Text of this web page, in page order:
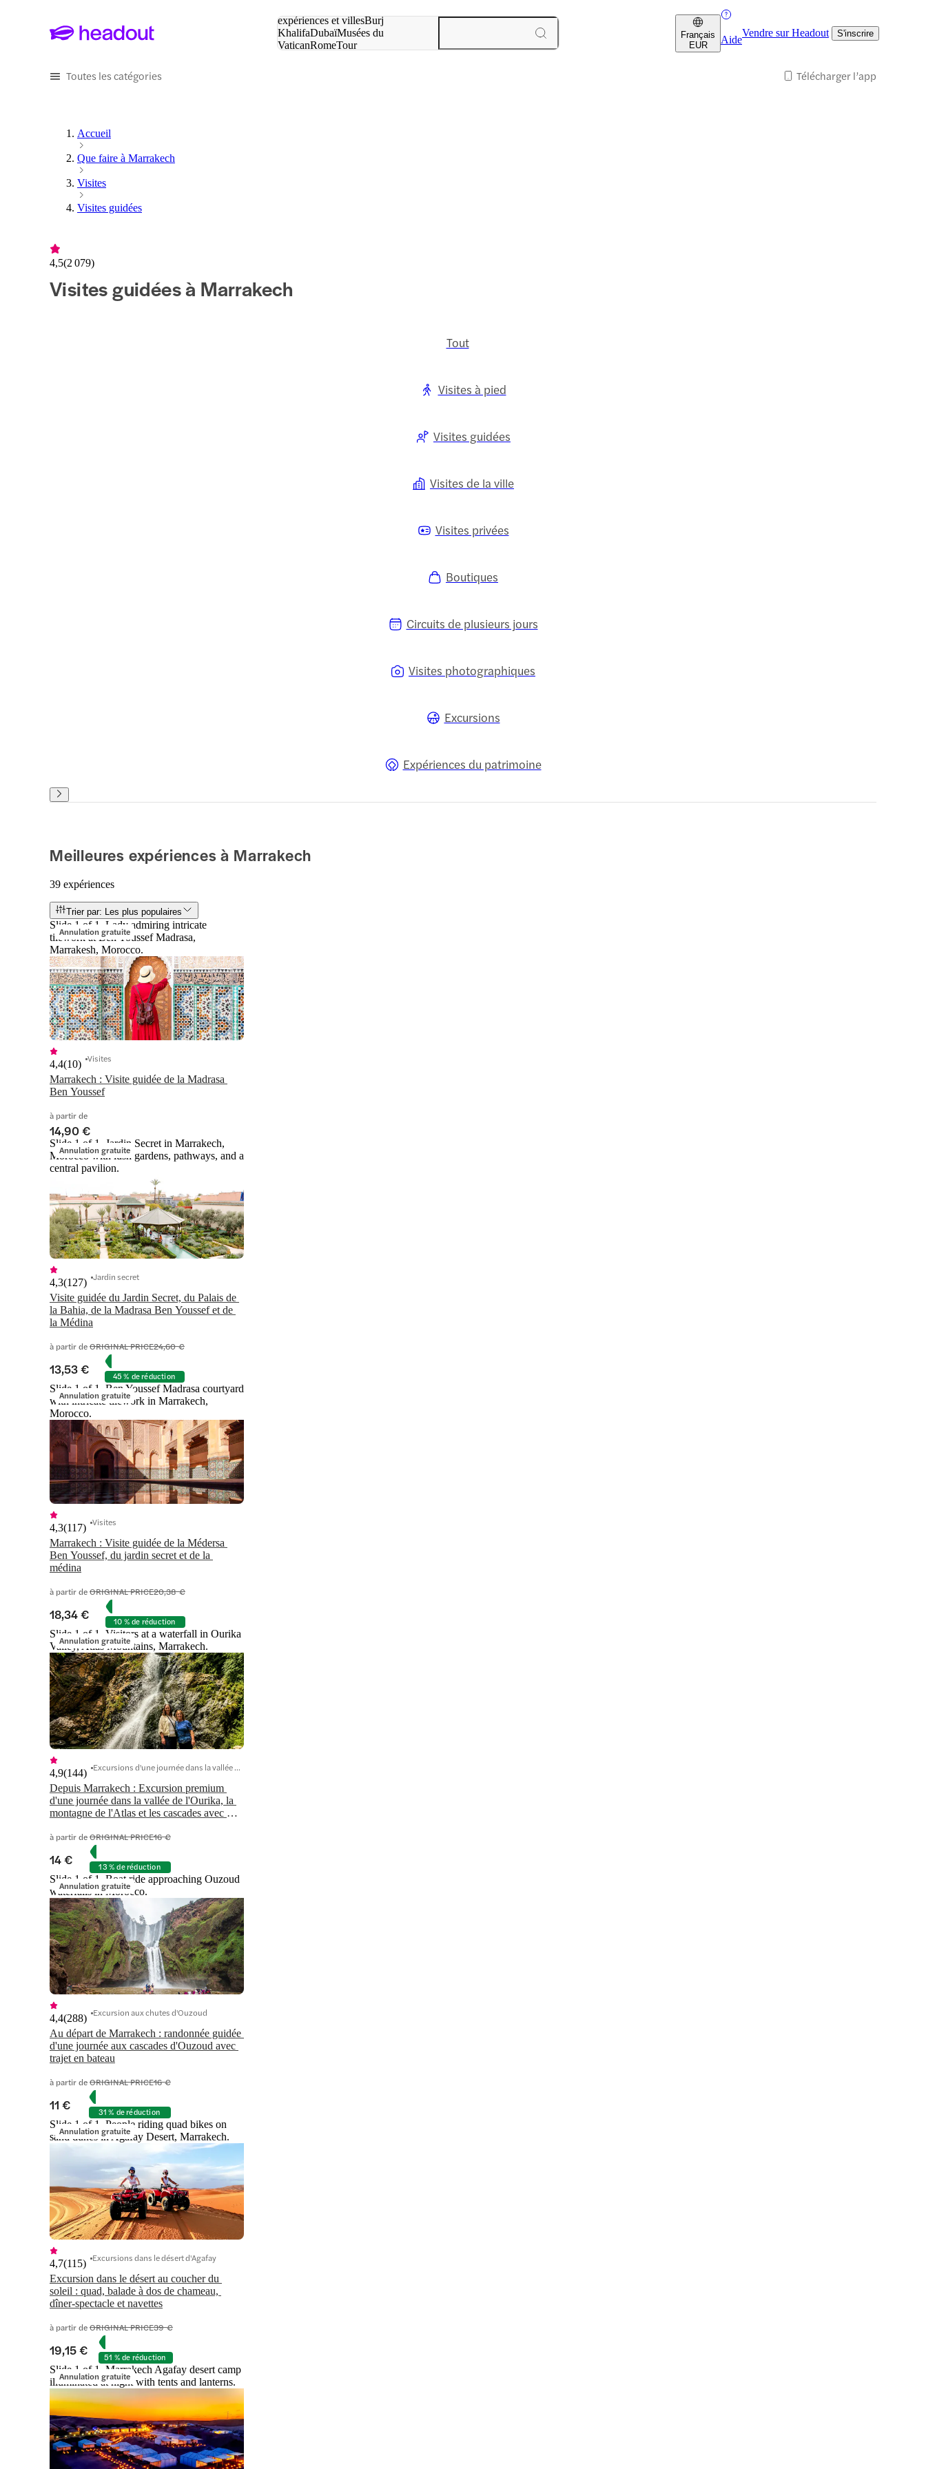
expériences et villesBurj
KhalifaDubaïMusées du
VaticanRomeTour
Français
EUR
Aide
Vendre sur Headout S'inscrire
Toutes les catégories Télécharger l’app
Accueil
Que faire à Marrakech
Visites
Visites guidées
4,5(2 079)
Visites guidées à Marrakech
Tout
Visites à pied
Visites guidées
Visites de la ville
Visites privées
Boutiques
Circuits de plusieurs jours
Visites photographiques
Excursions
Expériences du patrimoine
Meilleures expériences à Marrakech
39 expériences
Trier par: Les plus populaires
Annulation gratuite
Slide 1 of 1, Lady admiring intricate
tilework at Ben Youssef Madrasa,
Marrakesh, Morocco.
Marrakech : Visite guidée de la Madrasa
Ben Youssef
4,4(10) Visites
à partir de
14,90 €
Annulation gratuite
Slide 1 of 1, Jardin Secret in Marrakech,
Morocco with lush gardens, pathways, and a
central pavilion.
Visite guidée du Jardin Secret, du Palais de
la Bahia, de la Madrasa Ben Youssef et de
la Médina
4,3(127) Jardin secret
à partir deORIGINAL PRICE24,60 €
13,53 € 45 % de réduction
Annulation gratuite
Slide 1 of 1, Ben Youssef Madrasa courtyard
with intricate tilework in Marrakech,
Morocco.
Marrakech : Visite guidée de la Médersa
Ben Youssef, du jardin secret et de la
médina
4,3(117) Visites
à partir deORIGINAL PRICE20,38 €
18,34 € 10 % de réduction
Annulation gratuite
Slide 1 of 1, Visitors at a waterfall in Ourika
Valley, Atlas Mountains, Marrakech.
Depuis Marrakech : Excursion premium
d'une journée dans la vallée de l'Ourika, la
montagne de l'Atlas et les cascades avec
4,9(144) Excursions d'une journée dans la vallée de l'Ourika
à partir deORIGINAL PRICE16 €
14 € 13 % de réduction
Annulation gratuite
Slide 1 of 1, Boat ride approaching Ouzoud
waterfalls in Morocco.
Au départ de Marrakech : randonnée guidée
d'une journée aux cascades d'Ouzoud avec
trajet en bateau
4,4(288) Excursion aux chutes d'Ouzoud
à partir deORIGINAL PRICE16 €
11 € 31 % de réduction
Annulation gratuite
Slide 1 of 1, People riding quad bikes on
sand dunes in Agafay Desert, Marrakech.
Excursion dans le désert au coucher du
soleil : quad, balade à dos de chameau,
dîner-spectacle et navettes
4,7(115) Excursions dans le désert d'Agafay
à partir deORIGINAL PRICE39 €
19,15 € 51 % de réduction
Annulation gratuite
Slide 1 of 1, Marrakech Agafay desert camp
illuminated at night with tents and lanterns.